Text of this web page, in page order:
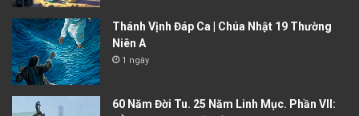
Thánh Vịnh Đáp Ca | Chúa Nhật 19 Thường
Niên A
1 ngày
60 Năm Đời Tu. 25 Năm Linh Mục. Phần VII: